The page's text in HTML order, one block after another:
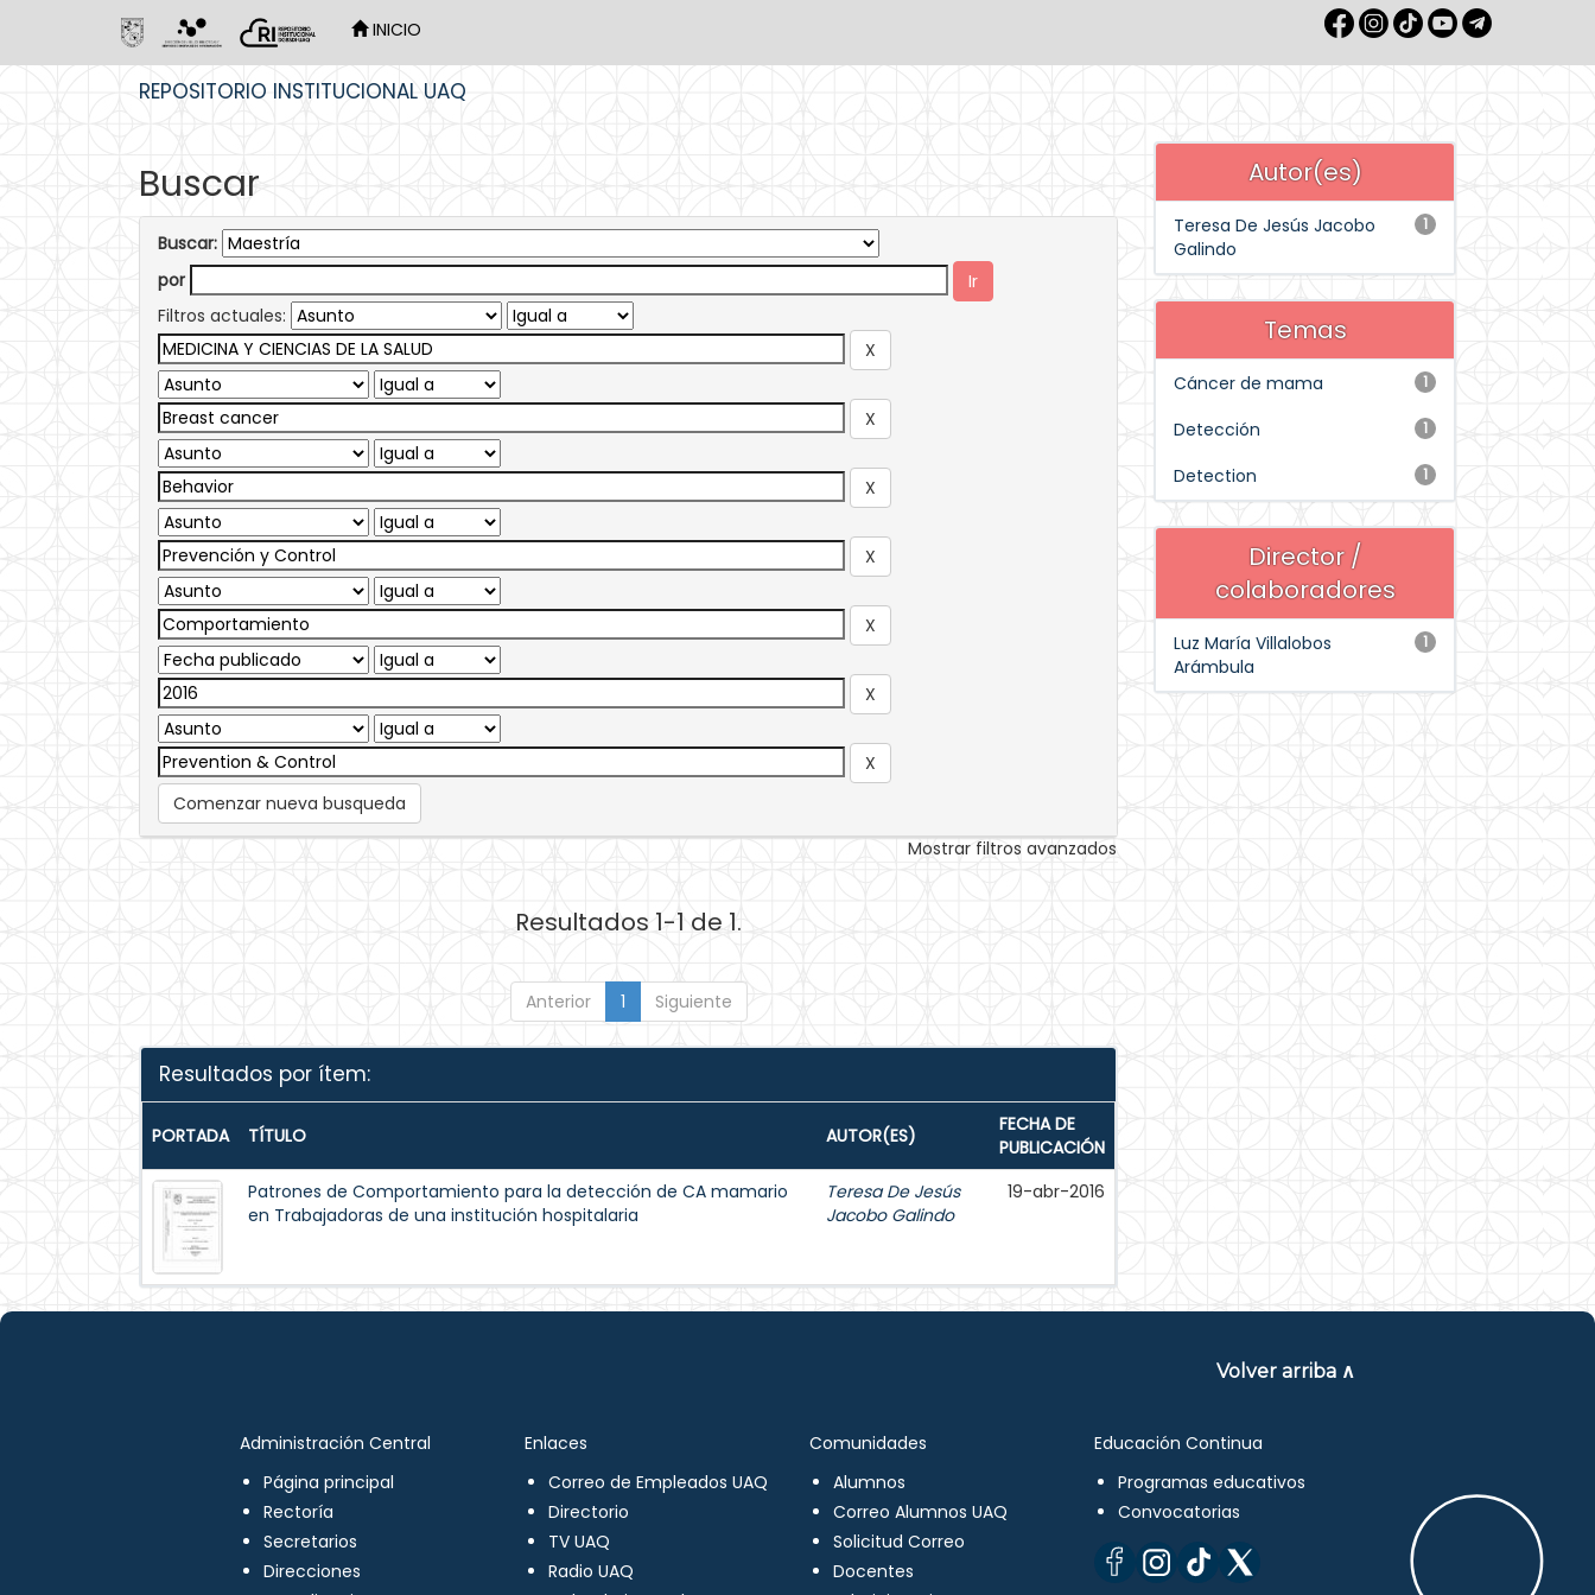
INICIO
REPOSITORIO INSTITUCIONAL UAQ
Buscar
Buscar:
por
Filtros actuales:
Comenzar nueva busqueda
Mostrar filtros avanzados
Resultados 1-1 de 1.
Anterior 1 Siguiente
Resultados por ítem:
PORTADA TÍTULO AUTOR(ES)
FECHA DE
PUBLICACIÓN
Patrones de Comportamiento para la detección de CA mamario
en Trabajadoras de una institución hospitalaria
Teresa De Jesús
Jacobo Galindo
19-abr-2016
Autor(es)
1
Teresa De Jesús Jacobo
Galindo
Temas
1
Cáncer de mama
1
Detección
1
Detection
Director /
colaboradores
1
Luz María Villalobos
Arámbula
Volver arriba ∧
Administración Central
Página principal
Rectoría
Secretarios
Direcciones
Enlaces
Correo de Empleados UAQ
Directorio
TV UAQ
Radio UAQ
Comunidades
Alumnos
Correo Alumnos UAQ
Solicitud Correo
Docentes
Educación Continua
Programas educativos
Convocatorias